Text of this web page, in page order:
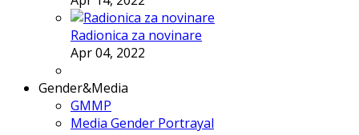
Radionica za novinare
Apr 04, 2022
Gender&Media
GMMP
Media Gender Portrayal